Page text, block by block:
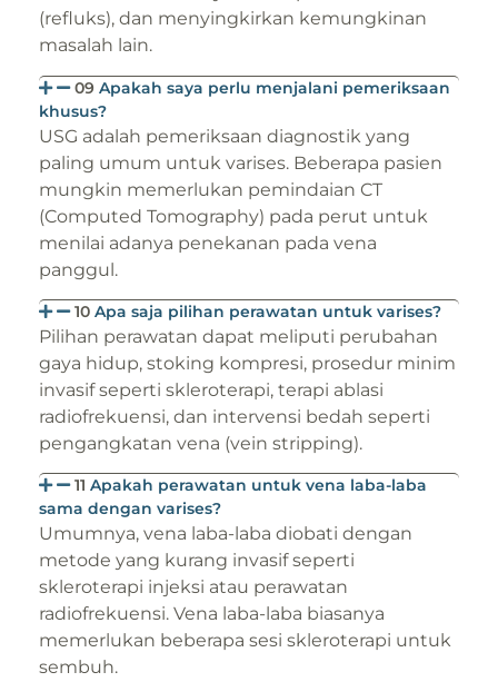
(refluks), dan menyingkirkan kemungkinan
masalah lain.
09 Apakah saya perlu menjalani pemeriksaan
khusus?
USG adalah pemeriksaan diagnostik yang
paling umum untuk varises. Beberapa pasien
mungkin memerlukan pemindaian CT
(Computed Tomography) pada perut untuk
menilai adanya penekanan pada vena
panggul.
10 Apa saja pilihan perawatan untuk varises?
Pilihan perawatan dapat meliputi perubahan
gaya hidup, stoking kompresi, prosedur minim
invasif seperti skleroterapi, terapi ablasi
radiofrekuensi, dan intervensi bedah seperti
pengangkatan vena (vein stripping).
11 Apakah perawatan untuk vena laba-laba
sama dengan varises?
Umumnya, vena laba-laba diobati dengan
metode yang kurang invasif seperti
skleroterapi injeksi atau perawatan
radiofrekuensi. Vena laba-laba biasanya
memerlukan beberapa sesi skleroterapi untuk
sembuh.